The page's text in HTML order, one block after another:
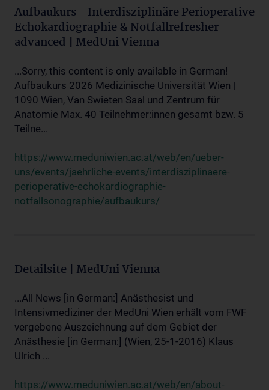
Aufbaukurs - Interdisziplinäre Perioperative
Echokardiographie & Notfallrefresher
advanced | MedUni Vienna
...Sorry, this content is only available in German!
Aufbaukurs 2026 Medizinische Universität Wien |
1090 Wien, Van Swieten Saal und Zentrum für
Anatomie Max. 40 Teilnehmer:innen gesamt bzw. 5
Teilne...
https://www.meduniwien.ac.at/web/en/ueber-
uns/events/jaehrliche-events/interdisziplinaere-
perioperative-echokardiographie-
notfallsonographie/aufbaukurs/
Detailsite | MedUni Vienna
...All News [in German:] Anästhesist und
Intensivmediziner der MedUni Wien erhält vom FWF
vergebene Auszeichnung auf dem Gebiet der
Anästhesie [in German:] (Wien, 25-1-2016) Klaus
Ulrich ...
https://www.meduniwien.ac.at/web/en/about-